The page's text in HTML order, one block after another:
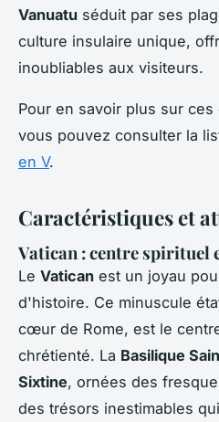
Vanuatu séduit par ses
culture insulaire unique,
inoubliables aux visiteurs.
Pour en savoir plus sur
vous pouvez consulter la
en V.
Caractéristiques et
Vatican : centre spirituel
Le Vatican est un joyau
d'histoire. Ce minuscule
cœur de Rome, est le
chrétienté. La Basilique
Sixtine, ornées des
des trésors inestimables